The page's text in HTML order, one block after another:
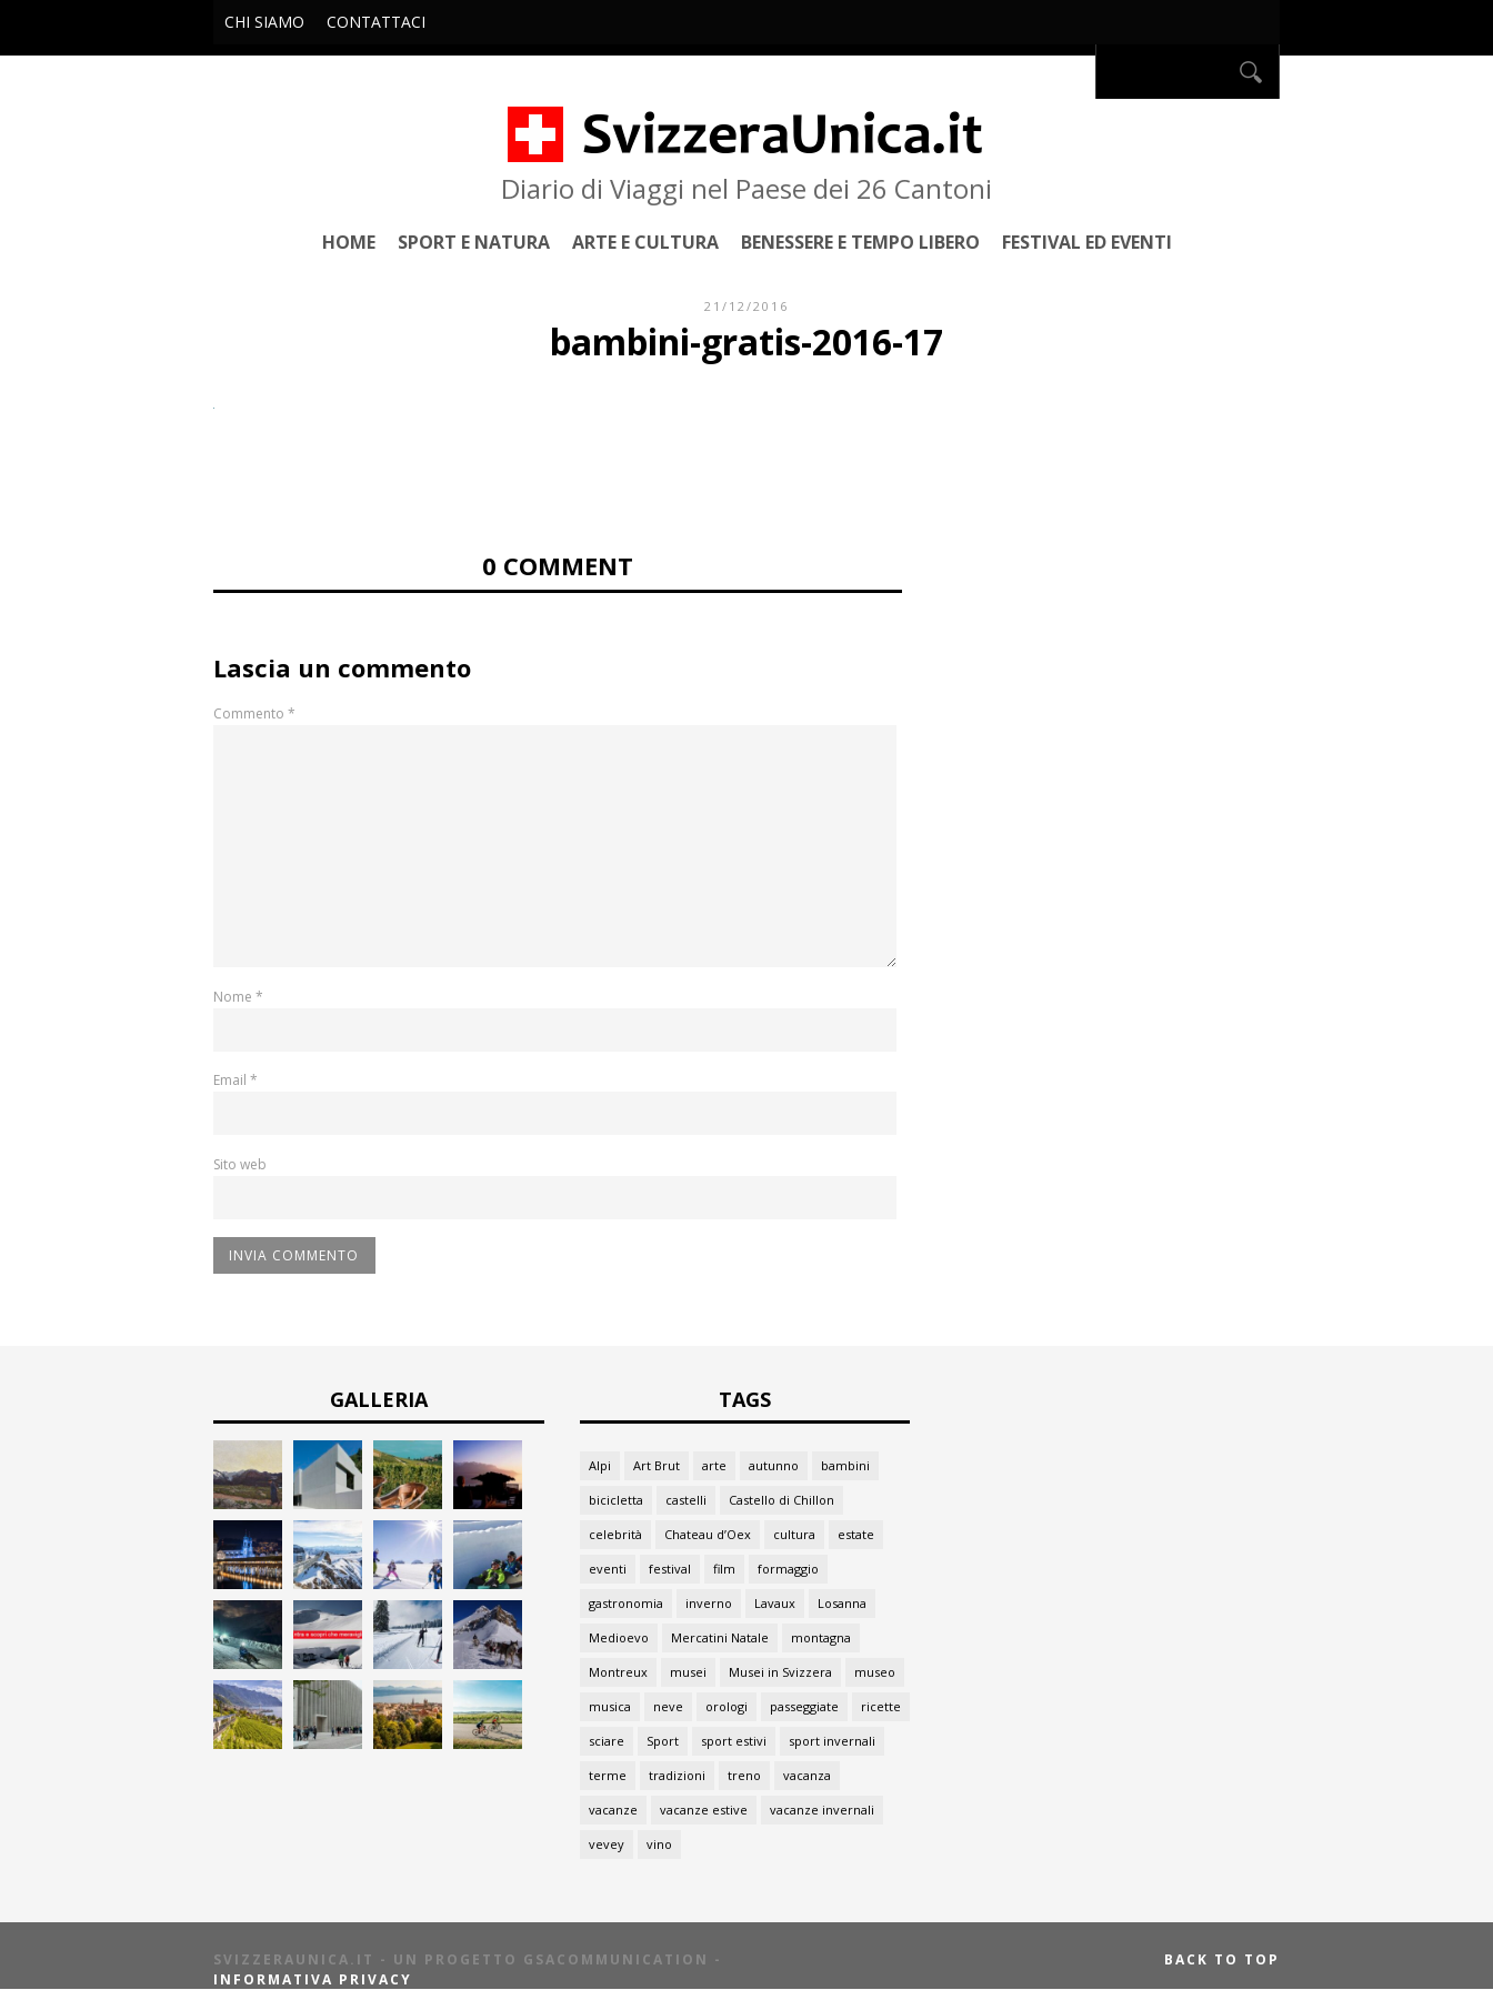
CHI SIAMO CONTATTACI
Diario di Viaggi nel Paese dei 26 Cantoni
HOME SPORT E NATURA ARTE E CULTURA BENESSERE E TEMPO LIBERO FESTIVAL ED EVENTI
21/12/2016
bambini-gratis-2016-17
0 COMMENT
Lascia un commento
Commento *
Nome *
Email *
Sito web
GALLERIA TAGS
Alpi Art Brut arte autunno bambini
bicicletta castelli Castello di Chillon
celebrità Chateau d’Oex cultura estate
eventi festival film formaggio
gastronomia inverno Lavaux Losanna
Medioevo Mercatini Natale montagna
Montreux musei Musei in Svizzera museo
musica neve orologi passeggiate ricette
sciare Sport sport estivi sport invernali
terme tradizioni treno vacanza
vacanze vacanze estive vacanze invernali
vevey vino
SVIZZERAUNICA.IT - UN PROGETTO GSACOMMUNICATION -
INFORMATIVA PRIVACY
BACK TO TOP